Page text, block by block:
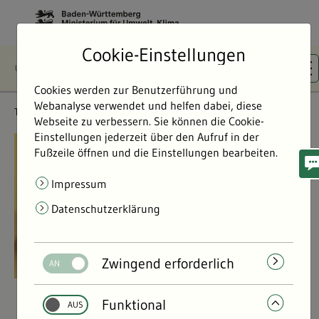
Themen Klima & Energie
©
Klima & Energie
Cookie-Einstellungen
Cookies werden zur Benutzerführung und
Webanalyse verwendet und helfen dabei, diese
Webseite zu verbessern. Sie können die Cookie-
Einstellungen jederzeit über den Aufruf in der
Fußzeile öffnen und die Einstellungen bearbeiten.
Impressum
Datenschutzerklärung
Zwingend erforderlich
Funktional